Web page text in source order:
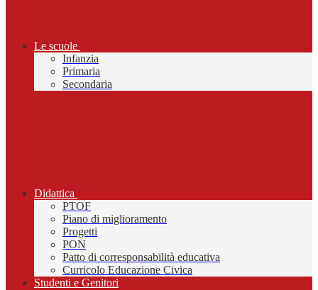
Le scuole
Infanzia
Primaria
Secondaria
Didattica
PTOF
Piano di miglioramento
Progetti
PON
Patto di corresponsabilità educativa
Curricolo Educazione Civica
Studenti e Genitori